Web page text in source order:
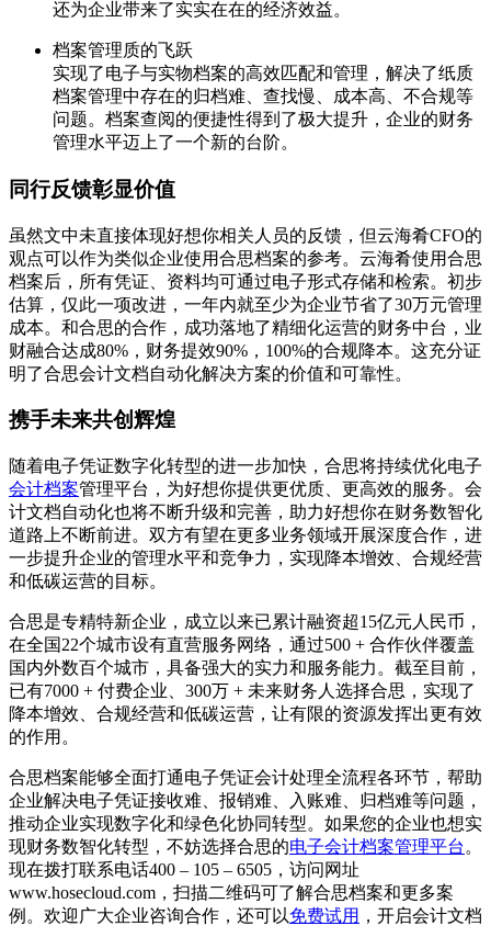
还为企业带来了实实在在的经济效益。
档案管理质的飞跃
实现了电子与实物档案的高效匹配和管理，解决了纸质
档案管理中存在的归档难、查找慢、成本高、不合规等
问题。档案查阅的便捷性得到了极大提升，企业的财务
管理水平迈上了一个新的台阶。
同行反馈彰显价值
虽然文中未直接体现好想你相关人员的反馈，但云海肴CFO的
观点可以作为类似企业使用合思档案的参考。云海肴使用合思
档案后，所有凭证、资料均可通过电子形式存储和检索。初步
估算，仅此一项改进，一年内就至少为企业节省了30万元管理
成本。和合思的合作，成功落地了精细化运营的财务中台，业
财融合达成80%，财务提效90%，100%的合规降本。这充分证
明了合思会计文档自动化解决方案的价值和可靠性。
携手未来共创辉煌
随着电子凭证数字化转型的进一步加快，合思将持续优化电子
会计档案管理平台，为好想你提供更优质、更高效的服务。会
计文档自动化也将不断升级和完善，助力好想你在财务数智化
道路上不断前进。双方有望在更多业务领域开展深度合作，进
一步提升企业的管理水平和竞争力，实现降本增效、合规经营
和低碳运营的目标。
合思是专精特新企业，成立以来已累计融资超15亿元人民币，
在全国22个城市设有直营服务网络，通过500 + 合作伙伴覆盖
国内外数百个城市，具备强大的实力和服务能力。截至目前，
已有7000 + 付费企业、300万 + 未来财务人选择合思，实现了
降本增效、合规经营和低碳运营，让有限的资源发挥出更有效
的作用。
合思档案能够全面打通电子凭证会计处理全流程各环节，帮助
企业解决电子凭证接收难、报销难、入账难、归档难等问题，
推动企业实现数字化和绿色化协同转型。如果您的企业也想实
现财务数智化转型，不妨选择合思的电子会计档案管理平台 。
现在拨打联系电话400 – 105 – 6505，访问网址
www.hosecloud.com，扫描二维码可了解合思档案和更多案
例。欢迎广大企业咨询合作，还可以免费试用 ，开启会计文档